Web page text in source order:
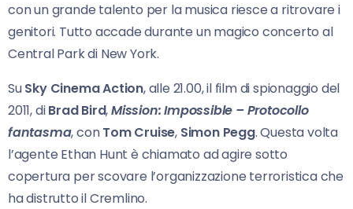
con un grande talento per la musica riesce a ritrovare i
genitori. Tutto accade durante un magico concerto al
Central Park di New York.
SuSky Cinema Action, alle 21.00, il film di spionaggio del
2011, diBrad Bird,Mission:Impossible – Protocollo
fantasma, conTom Cruise, Simon Pegg. Questa volta
l’agente Ethan Hunt è chiamato ad agire sotto
copertura per scovare l’organizzazione terroristica che
ha distrutto il Cremlino.